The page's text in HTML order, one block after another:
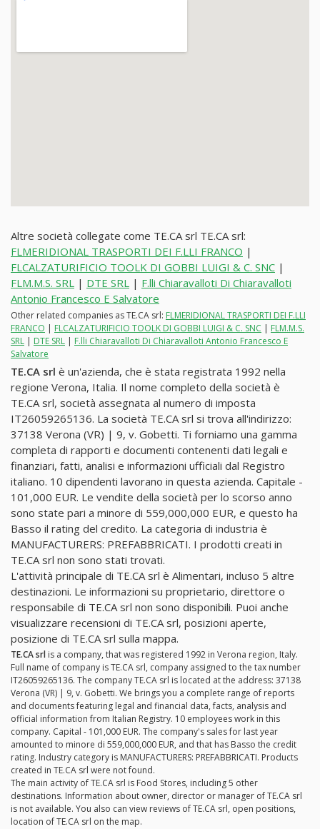
Altre società collegate come TE.CA srl TE.CA srl:
FLMERIDIONAL TRASPORTI DEI F.LLI FRANCO |
FLCALZATURIFICIO TOOLK DI GOBBI LUIGI & C. SNC |
FLM.M.S. SRL | DTE SRL | F.lli Chiaravalloti Di Chiaravalloti
Antonio Francesco E Salvatore
Other related companies as TE.CA srl: FLMERIDIONAL TRASPORTI DEI F.LLI
FRANCO | FLCALZATURIFICIO TOOLK DI GOBBI LUIGI & C. SNC | FLM.M.S.
SRL | DTE SRL | F.lli Chiaravalloti Di Chiaravalloti Antonio Francesco E
Salvatore
TE.CA srl è un'azienda, che è stata registrata 1992 nella
regione Verona, Italia. Il nome completo della società è
TE.CA srl, società assegnata al numero di imposta
IT26059265136. La società TE.CA srl si trova all'indirizzo:
37138 Verona (VR) | 9, v. Gobetti. Ti forniamo una gamma
completa di rapporti e documenti contenenti dati legali e
finanziari, fatti, analisi e informazioni ufficiali dal Registro
italiano. 10 dipendenti lavorano in questa azienda. Capitale -
101,000 EUR. Le vendite della società per lo scorso anno
sono state pari a minore di 559,000,000 EUR, e questo ha
Basso il rating del credito. La categoria di industria è
MANUFACTURERS: PREFABBRICATI. I prodotti creati in
TE.CA srl non sono stati trovati.
L'attività principale di TE.CA srl è Alimentari, incluso 5 altre
destinazioni. Le informazioni su proprietario, direttore o
responsabile di TE.CA srl non sono disponibili. Puoi anche
visualizzare recensioni di TE.CA srl, posizioni aperte,
posizione di TE.CA srl sulla mappa.
TE.CA srl is a company, that was registered 1992 in Verona region, Italy.
Full name of company is TE.CA srl, company assigned to the tax number
IT26059265136. The company TE.CA srl is located at the address: 37138
Verona (VR) | 9, v. Gobetti. We brings you a complete range of reports
and documents featuring legal and financial data, facts, analysis and
official information from Italian Registry. 10 employees work in this
company. Capital - 101,000 EUR. The company's sales for last year
amounted to minore di 559,000,000 EUR, and that has Basso the credit
rating. Industry category is MANUFACTURERS: PREFABBRICATI. Products
created in TE.CA srl were not found.
The main activity of TE.CA srl is Food Stores, including 5 other
destinations. Information about owner, director or manager of TE.CA srl
is not available. You also can view reviews of TE.CA srl, open positions,
location of TE.CA srl on the map.